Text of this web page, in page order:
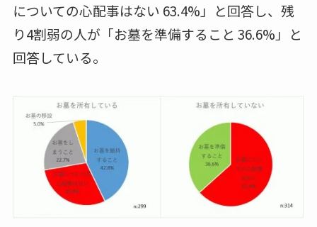
についての心配事はない 63.4%」と回答し、残
り4割弱の人が「お墓を準備すること 36.6%」と
回答している。